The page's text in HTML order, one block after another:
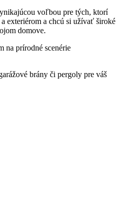
voľbou pre tých, ktorí
exteriérom a chcú si užívať široké
domove.
brány či pergoly pre váš